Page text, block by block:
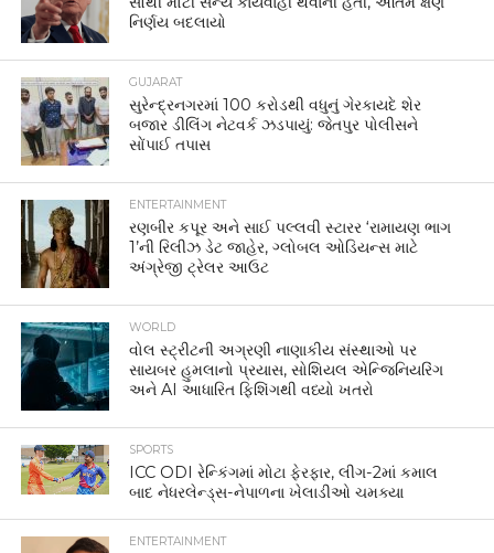
નિર્ણય બદલાયો
GUJARAT
સુરેન્દ્રનગરમાં 100 કરોડથી વધુનું ગેરકાયદે શેર
બજાર ડીલિંગ નેટવર્ક ઝડપાયું: જેતપુર પોલીસને
સોંપાઈ તપાસ
ENTERTAINMENT
રણબીર કપૂર અને સાઈ પલ્લવી સ્ટારર ‘રામાયણ ભાગ
1’ની રિલીઝ ડેટ જાહેર, ગ્લોબલ ઓડિયન્સ માટે
અંગ્રેજી ટ્રેલર આઉટ
WORLD
વોલ સ્ટ્રીટની અગ્રણી નાણાકીય સંસ્થાઓ પર
સાયબર હુમલાનો પ્રયાસ, સોશિયલ એન્જિનિયરિંગ
અને AI આધારિત ફિશિંગથી વધ્યો ખતરો
SPORTS
ICC ODI રેન્કિંગમાં મોટા ફેરફાર, લીગ-2માં કમાલ
બાદ નેધરલેન્ડ્સ-નેપાળના ખેલાડીઓ ચમક્યા
ENTERTAINMENT